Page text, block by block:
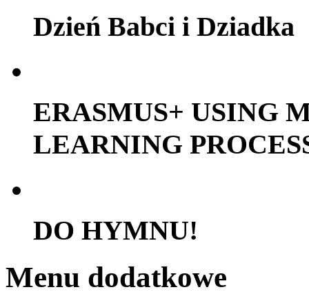
Dzień Babci i Dziadka
ERASMUS+ USING
LEARNING
DO HYMNU!
Menu dodatkowe